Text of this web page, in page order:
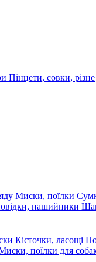
Пінцети, совки, різне
Миски, поїлки
нашийники
Кісточки, ласощі
поїлки для